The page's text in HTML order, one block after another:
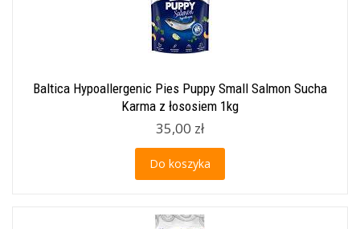
Baltica Hypoallergenic Pies Puppy Small Salmon Sucha
Karma z łososiem 1kg
35,00 zł
Do koszyka